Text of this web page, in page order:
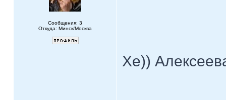
Сообщения: 3
Откуда: Минск/Москва
Хе))